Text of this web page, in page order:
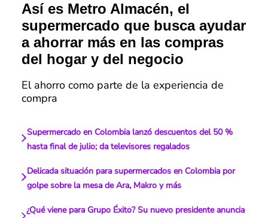
Así es Metro Almacén, el
supermercado que busca ayudar
a ahorrar más en las compras
del hogar y del negocio
El ahorro como parte de la experiencia de
compra
Supermercado en Colombia lanzó descuentos del 50 %
hasta final de julio; da televisores regalados
Delicada situación para supermercados en Colombia por
golpe sobre la mesa de Ara, Makro y más
¿Qué viene para Grupo Éxito? Su nuevo presidente anuncia